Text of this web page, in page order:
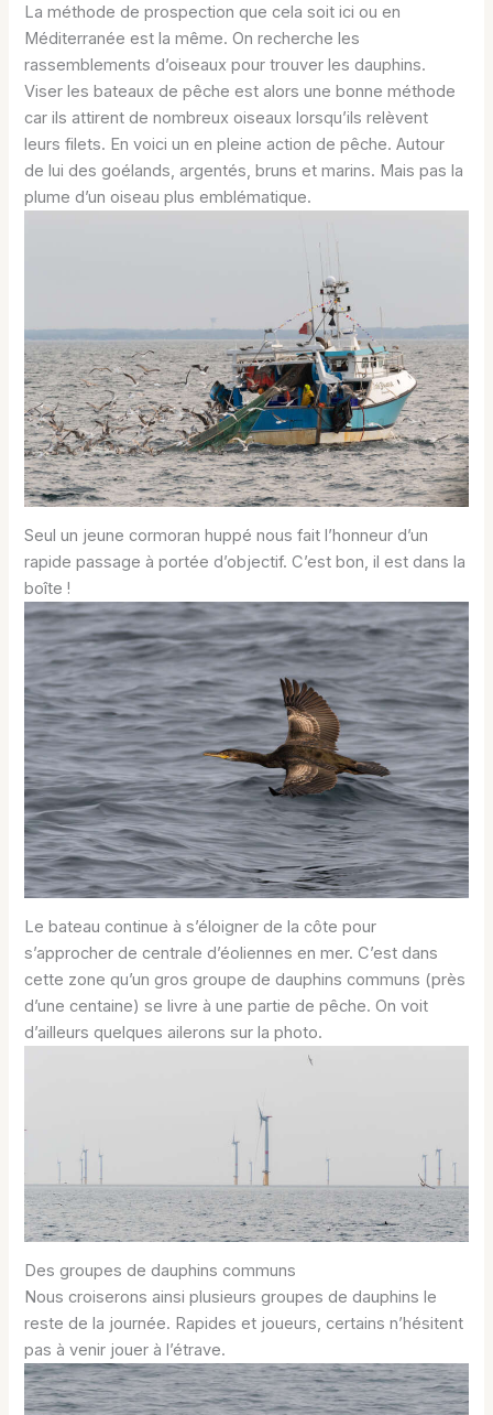
La méthode de prospection que cela soit ici ou en
Méditerranée est la même. On recherche les
rassemblements d’oiseaux pour trouver les dauphins.
Viser les bateaux de pêche est alors une bonne méthode
car ils attirent de nombreux oiseaux lorsqu’ils relèvent
leurs filets. En voici un en pleine action de pêche. Autour
de lui des goélands, argentés, bruns et marins. Mais pas la
plume d’un oiseau plus emblématique.
Seul un jeune cormoran huppé nous fait l’honneur d’un
rapide passage à portée d’objectif. C’est bon, il est dans la
boîte !
Le bateau continue à s’éloigner de la côte pour
s’approcher de centrale d’éoliennes en mer. C’est dans
cette zone qu’un gros groupe de dauphins communs (près
d’une centaine) se livre à une partie de pêche. On voit
d’ailleurs quelques ailerons sur la photo.
Des groupes de dauphins communs
Nous croiserons ainsi plusieurs groupes de dauphins le
reste de la journée. Rapides et joueurs, certains n’hésitent
pas à venir jouer à l’étrave.